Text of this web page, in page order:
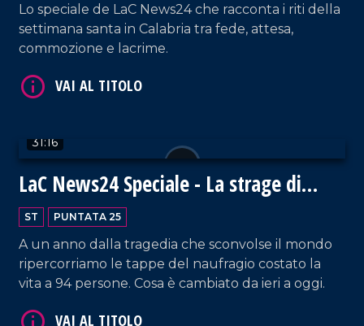
Lo speciale de LaC News24 che racconta i riti della
settimana santa in Calabria tra fede, attesa,
commozione e lacrime.
31:16
LaC News24 Speciale - La strage di
Cutro, noi non dimentichiamo
ST PUNTATA 25
A un anno dalla tragedia che sconvolse il mondo
ripercorriamo le tappe del naufragio costato la
vita a 94 persone. Cosa è cambiato da ieri a oggi.
VAI AL TITOLO
VAI AL TITOLO